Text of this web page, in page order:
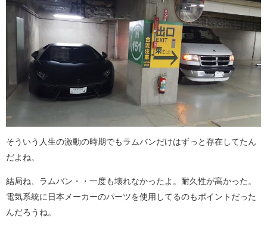
そういう人生の激動の時期でもラムバンだけはずっと存在してたん
だよね。
結局ね、ラムバン・・一度も壊れなかったよ。耐久性が高かった。
電気系統に日本メーカーのパーツを使用してるのもポイントだった
んだろうね。